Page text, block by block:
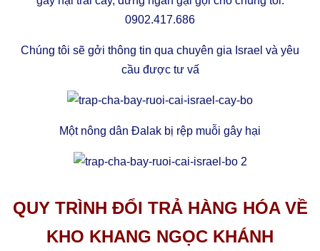
0902.417.686
Chúng tôi sẽ gởi thông tin qua chuyên gia Israel và yêu
cầu được tư vấ
Một nông dân Đalak bị rệp muỗi gây hại
QUY TRÌNH ĐỔI TRẢ HÀNG HÓA VỀ
KHO KHANG NGỌC KHÁNH